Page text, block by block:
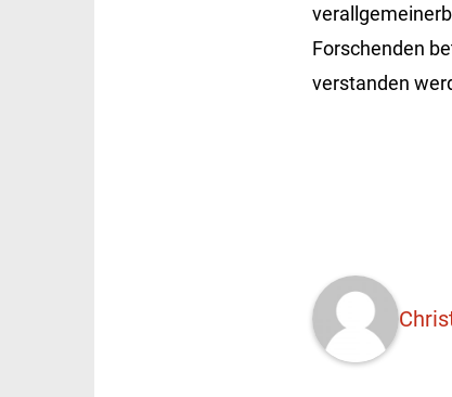
Forschenden
verstanden